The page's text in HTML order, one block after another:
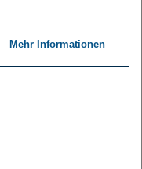
Mehr Informationen